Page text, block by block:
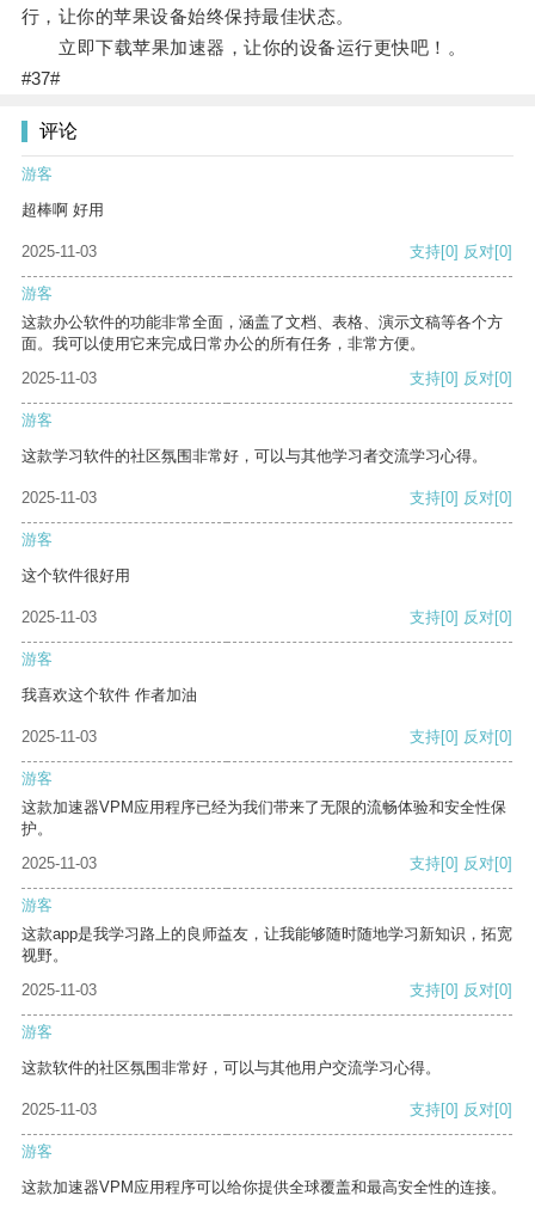
行，让你的苹果设备始终保持最佳状态。
立即下载苹果加速器，让你的设备运行更快吧！。
#37#
评论
游客
超棒啊 好用
2025-11-03 支持[0] 反对[0]
游客
这款办公软件的功能非常全面，涵盖了文档、表格、演示文稿等各个方
面。我可以使用它来完成日常办公的所有任务，非常方便。
2025-11-03
支持[0] 反对[0]
游客
这款学习软件的社区氛围非常好，可以与其他学习者交流学习心得。
2025-11-03 支持[0] 反对[0]
游客
这个软件很好用
2025-11-03 支持[0] 反对[0]
游客
我喜欢这个软件 作者加油
2025-11-03 支持[0] 反对[0]
游客
这款加速器VPM应用程序已经为我们带来了无限的流畅体验和安全性保
护。
2025-11-03
支持[0] 反对[0]
游客
这款app是我学习路上的良师益友，让我能够随时随地学习新知识，拓宽
视野。
2025-11-03
支持[0] 反对[0]
游客
这款软件的社区氛围非常好，可以与其他用户交流学习心得。
2025-11-03 支持[0] 反对[0]
游客
这款加速器VPM应用程序可以给你提供全球覆盖和最高安全性的连接。